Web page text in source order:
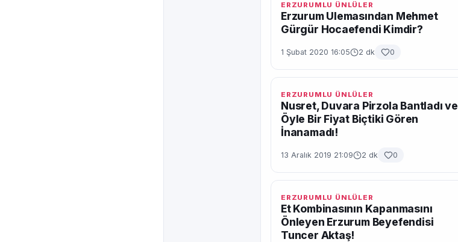
ERZURUMLU ÜNLÜLER
Erzurum Ulemasından Mehmet
Gürgür Hocaefendi Kimdir?
1 Şubat 2020 16:05 2 dk 0
ERZURUMLU ÜNLÜLER
Nusret, Duvara Pirzola Bantladı ve
Öyle Bir Fiyat Biçtiki Gören
İnanamadı!
13 Aralık 2019 21:09 2 dk 0
ERZURUMLU ÜNLÜLER
Et Kombinasının Kapanmasını
Önleyen Erzurum Beyefendisi
Tuncer Aktaş!